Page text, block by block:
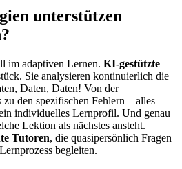
unterstützen
im adaptiven Lernen. KI-gestützte
Sie analysieren kontinuierlich die
Daten, Daten! Von der
den spezifischen Fehlern – alles
individuelles Lernprofil. Und genau
Lektion als nächstes ansteht.
Tutoren, die quasipersönlich Fragen
begleiten.